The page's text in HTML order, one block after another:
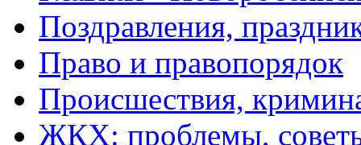
Поздравления,
Право и правопорядок
Происшествия,
ЖКХ: проблемы,